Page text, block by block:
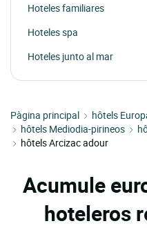
Hoteles familiares
Hoteles spa
Hoteles junto al mar
Pàgina principal hôtels
hôtels Mediodia-pirineos
hôtels Arcizac adour
Acumule
hoteleros